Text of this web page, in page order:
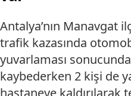
Antalya’nın Manavgat
trafik kazasında
yuvarlaması
kaybederken 2 kişi de
hastaneye kaldırılarak